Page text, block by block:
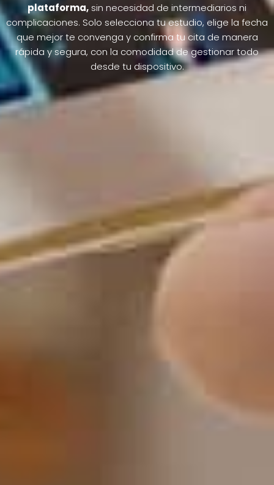
plataforma, sin necesidad de intermediarios ni
complicaciones. Solo selecciona tu estudio, elige la fecha
que mejor te convenga y confirma tu cita de manera
rápida y segura, con la comodidad de gestionar todo
desde tu dispositivo.